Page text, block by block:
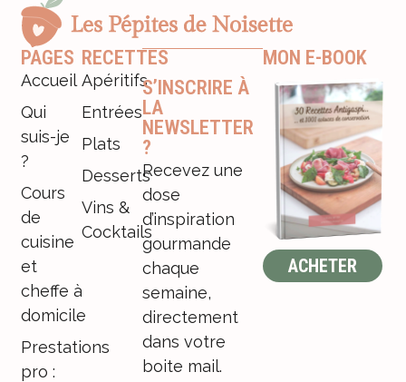
PAGES
Accueil
Qui
suis-je
?
Cours
de
cuisine
et
cheffe à
domicile
Prestations
pro :
RECETTES
Apéritifs
Entrées
Plats
Desserts
Vins &
Cocktails
S’INSCRIRE À
LA
NEWSLETTER
?
Recevez une
dose
d’inspiration
gourmande
chaque
semaine,
directement
dans votre
boite mail.
MON E-BOOK
ACHETER